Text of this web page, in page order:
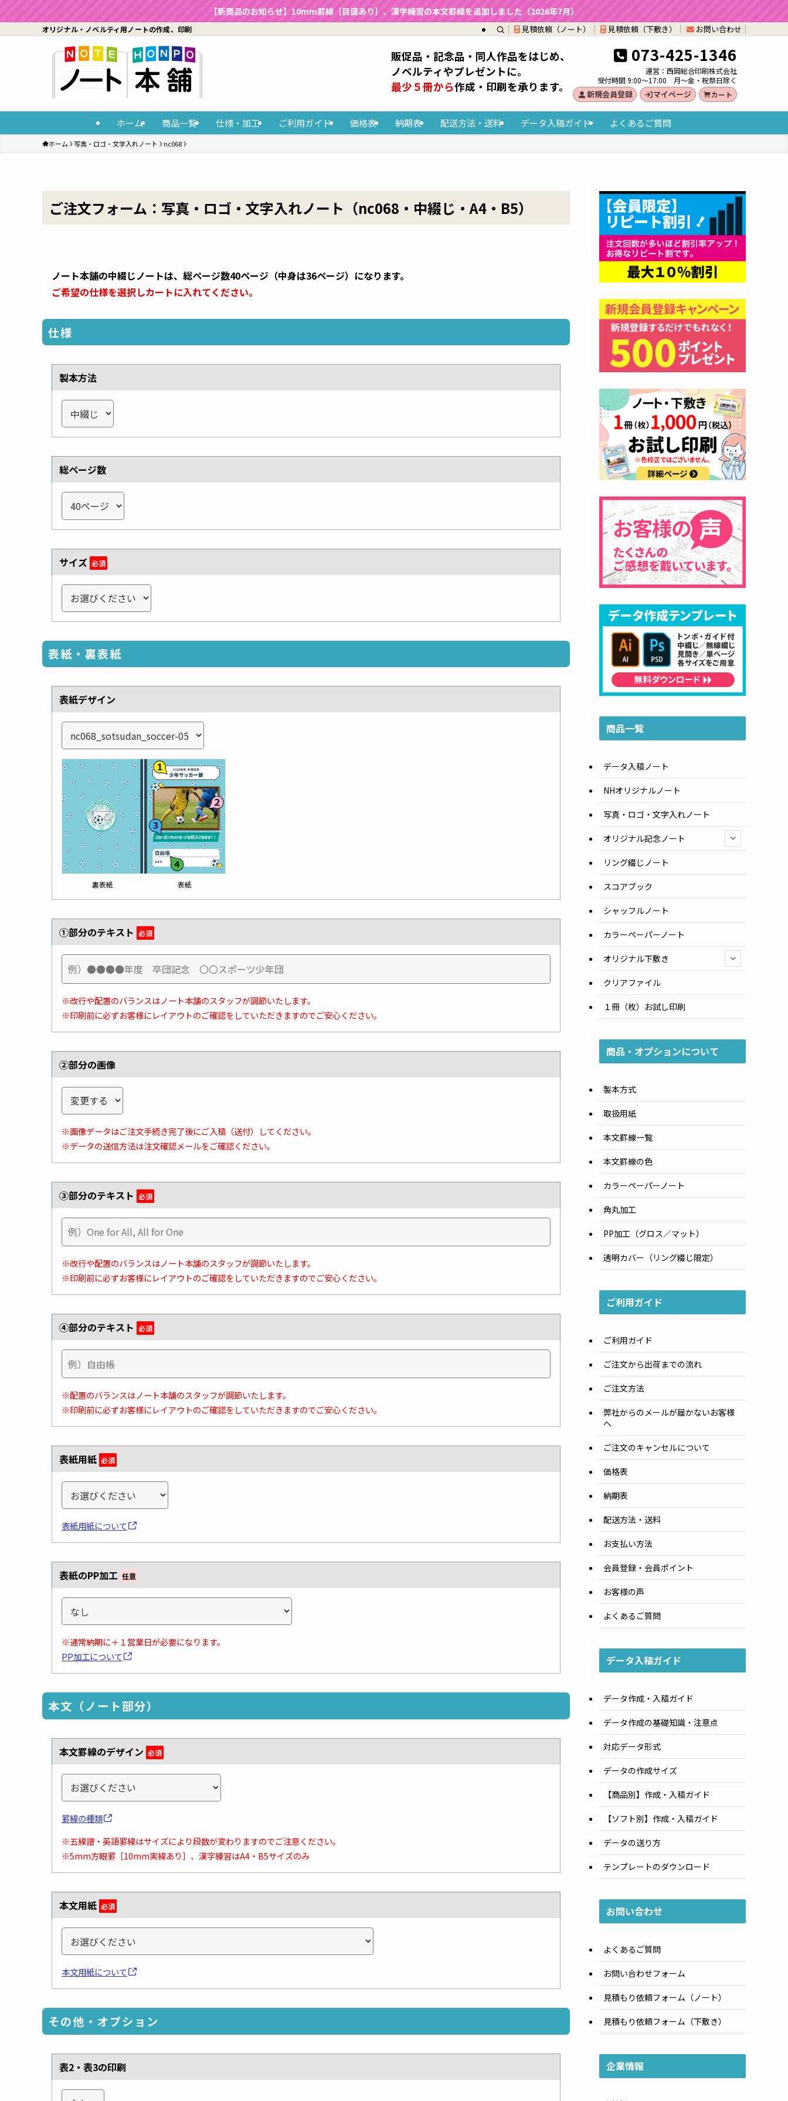
【新商品のお知らせ】10mm罫線［目盛あり］、漢字練習の本文罫線を追加しました（2026年7月）
オリジナル・ノベルティ用ノートの作成、印刷 見積依頼（ノート） 見積依頼（下敷き） お問い合わせ
ホーム 商品一覧 仕様・加工 ご利用ガイド 価格表 納期表 配送方法・送料 データ入稿ガイド よくあるご質問
販促品・記念品・同人作品をはじめ、
ノベルティやプレゼントに。
最少５冊から作成・印刷を承ります。
073-425-1346
運営：西岡総合印刷株式会社
受付時間 9:00～17:00 月～金・祝祭日除く
新規会員登録 マイページ カート
ホーム 写真・ロゴ・文字入れノート nc068
ご注文フォーム：写真・ロゴ・文字入れノート（nc068・中綴じ・A4・B5）
ノート本舗の中綴じノートは、総ページ数40ページ（中身は36ページ）になります。
ご希望の仕様を選択しカートに入れてください。
仕様
製本方法
総ページ数
サイズ 必須
表紙・裏表紙
表紙デザイン
裏表紙 表紙
①部分のテキスト 必須
※改行や配置のバランスはノート本舗のスタッフが調節いたします。
※印刷前に必ずお客様にレイアウトのご確認をしていただきますのでご安心ください。
②部分の画像
※画像データはご注文手続き完了後にご入稿（送付）してください。
※データの送信方法は注文確認メールをご確認ください。
③部分のテキスト 必須
※改行や配置のバランスはノート本舗のスタッフが調節いたします。
※印刷前に必ずお客様にレイアウトのご確認をしていただきますのでご安心ください。
④部分のテキスト 必須
※配置のバランスはノート本舗のスタッフが調節いたします。
※印刷前に必ずお客様にレイアウトのご確認をしていただきますのでご安心ください。
表紙用紙 必須
表紙用紙について
表紙のPP加工 任意
※通常納期に＋１営業日が必要になります。
PP加工について
本文（ノート部分）
本文罫線のデザイン 必須
罫線の種類
※五線譜・英語罫線はサイズにより段数が変わりますのでご注意ください。
※5mm方眼罫［10mm実線あり］、漢字練習はA4・B5サイズのみ
本文用紙 必須
本文用紙について
その他・オプション
表2・表3の印刷
商品一覧
データ入稿ノート
NHオリジナルノート
写真・ロゴ・文字入れノート
オリジナル記念ノート
リング綴じノート
スコアブック
シャッフルノート
カラーペーパーノート
オリジナル下敷き
クリアファイル
１冊（枚）お試し印刷
商品・オプションについて
製本方式
取扱用紙
本文罫線一覧
本文罫線の色
カラーペーパーノート
角丸加工
PP加工（グロス／マット）
透明カバー（リング綴じ限定）
ご利用ガイド
ご利用ガイド
ご注文から出荷までの流れ
ご注文方法
弊社からのメールが届かないお客様
へ
ご注文のキャンセルについて
価格表
納期表
配送方法・送料
お支払い方法
会員登録・会員ポイント
お客様の声
よくあるご質問
データ入稿ガイド
データ作成・入稿ガイド
データ作成の基礎知識・注意点
対応データ形式
データの作成サイズ
【商品別】作成・入稿ガイド
【ソフト別】作成・入稿ガイド
データの送り方
テンプレートのダウンロード
お問い合わせ
よくあるご質問
お問い合わせフォーム
見積もり依頼フォーム（ノート）
見積もり依頼フォーム（下敷き）
企業情報